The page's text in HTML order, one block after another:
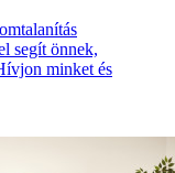
segít önnek,
minket és